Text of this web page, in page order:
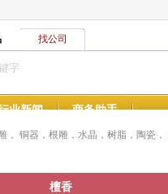
找公司
业新闻 商务助手
， 铜器，根雕，水晶，树脂，陶瓷
檀香